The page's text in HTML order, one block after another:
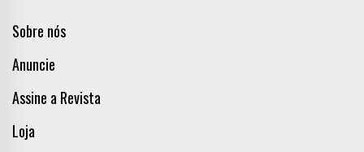
Sobre nós
Anuncie
Assine a Revista
Loja